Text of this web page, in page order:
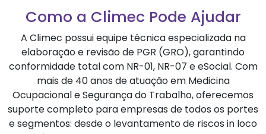
Como a Climec Pode Ajudar
A Climec possui equipe técnica especializada na
elaboração e revisão de PGR (GRO), garantindo
conformidade total com NR-01, NR-07 e eSocial. Com
mais de 40 anos de atuação em Medicina
Ocupacional e Segurança do Trabalho, oferecemos
suporte completo para empresas de todos os portes
e segmentos: desde o levantamento de riscos in loco